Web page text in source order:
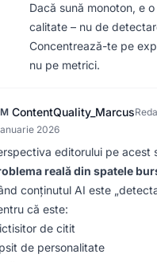
Dacă sună monoton, e
calitate – nu de
Concentrează-te pe
nu pe metrici.
ContentQuality_Marcus
2026
editorului pe acest
reală din spatele
conținutul AI este
că este:
de citit
de personalitate